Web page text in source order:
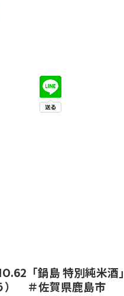
「鍋島 特別純米
） ＃佐賀県鹿島市